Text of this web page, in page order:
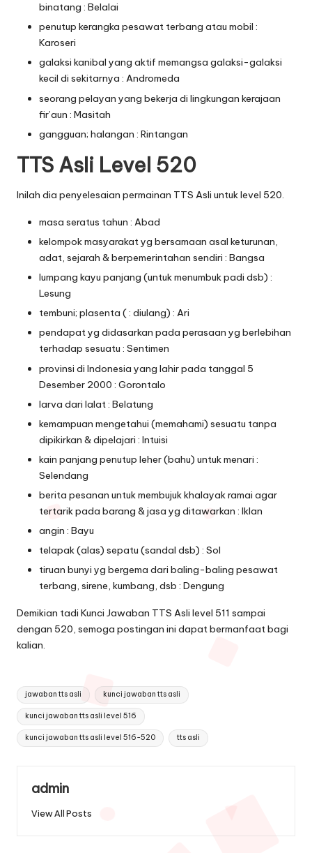
binatang : Belalai
penutup kerangka pesawat terbang atau mobil :
Karoseri
galaksi kanibal yang aktif memangsa galaksi-galaksi
kecil di sekitarnya : Andromeda
seorang pelayan yang bekerja di lingkungan kerajaan
fir’aun : Masitah
gangguan; halangan : Rintangan
TTS Asli Level 520
Inilah dia penyelesaian permainan TTS Asli untuk level 520.
masa seratus tahun : Abad
kelompok masyarakat yg bersamaan asal keturunan,
adat, sejarah & berpemerintahan sendiri : Bangsa
lumpang kayu panjang (untuk menumbuk padi dsb) :
Lesung
tembuni; plasenta ( : diulang) : Ari
pendapat yg didasarkan pada perasaan yg berlebihan
terhadap sesuatu : Sentimen
provinsi di Indonesia yang lahir pada tanggal 5
Desember 2000 : Gorontalo
larva dari lalat : Belatung
kemampuan mengetahui (memahami) sesuatu tanpa
dipikirkan & dipelajari : Intuisi
kain panjang penutup leher (bahu) untuk menari :
Selendang
berita pesanan untuk membujuk khalayak ramai agar
tertarik pada barang & jasa yg ditawarkan : Iklan
angin : Bayu
telapak (alas) sepatu (sandal dsb) : Sol
tiruan bunyi yg bergema dari baling-baling pesawat
terbang, sirene, kumbang, dsb : Dengung
Demikian tadi Kunci Jawaban TTS Asli level 511 sampai
dengan 520, semoga postingan ini dapat bermanfaat bagi
kalian.
Tags:
jawaban tts asli kunci jawaban tts asli
kunci jawaban tts asli level 516
kunci jawaban tts asli level 516-520 tts asli
admin
View All Posts